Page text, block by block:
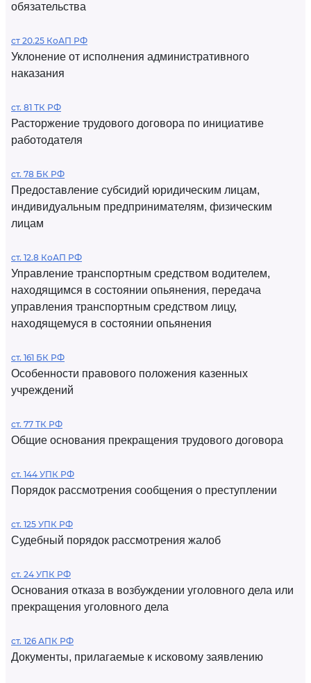
обязательства
ст 20.25 КоАП РФ
Уклонение от исполнения административного
наказания
ст. 81 ТК РФ
Расторжение трудового договора по инициативе
работодателя
ст. 78 БК РФ
Предоставление субсидий юридическим лицам,
индивидуальным предпринимателям, физическим
лицам
ст. 12.8 КоАП РФ
Управление транспортным средством водителем,
находящимся в состоянии опьянения, передача
управления транспортным средством лицу,
находящемуся в состоянии опьянения
ст. 161 БК РФ
Особенности правового положения казенных
учреждений
ст. 77 ТК РФ
Общие основания прекращения трудового договора
ст. 144 УПК РФ
Порядок рассмотрения сообщения о преступлении
ст. 125 УПК РФ
Судебный порядок рассмотрения жалоб
ст. 24 УПК РФ
Основания отказа в возбуждении уголовного дела или
прекращения уголовного дела
ст. 126 АПК РФ
Документы, прилагаемые к исковому заявлению